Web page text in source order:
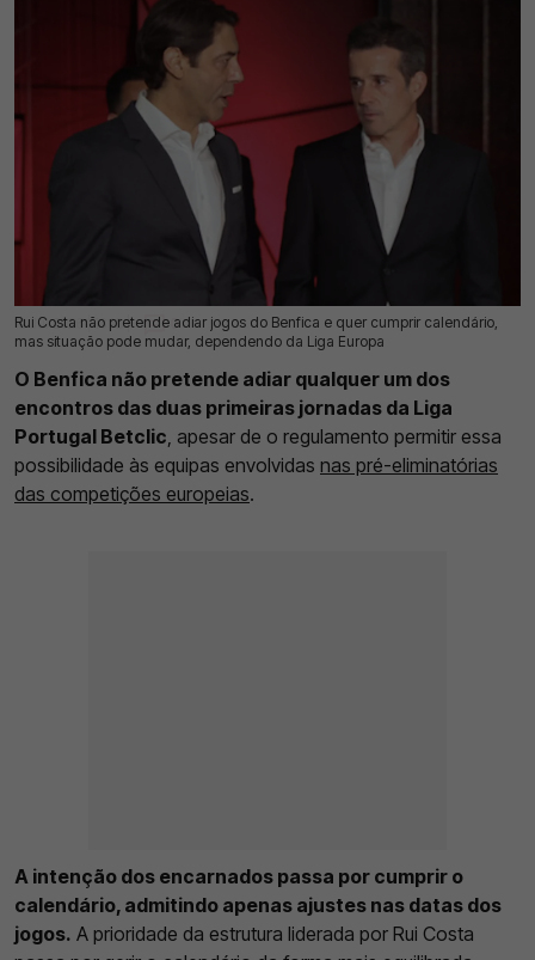
Rui Costa não pretende adiar jogos do Benfica e quer cumprir calendário,
mas situação pode mudar, dependendo da Liga Europa
19 Jul 2026 | 16:13 | 0
O Benfica não pretende adiar qualquer um dos
encontros das duas primeiras jornadas da Liga
Portugal Betclic, apesar de o regulamento permitir essa
possibilidade às equipas envolvidas nas pré-eliminatórias
das competições europeias.
A intenção dos encarnados passa por cumprir o
calendário, admitindo apenas ajustes nas datas dos
jogos. A prioridade da estrutura liderada por Rui Costa